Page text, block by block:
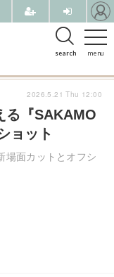
menu
search
る『SAKAMO
ョット
場面カットとオフシ
2026.5.21 Thu 12:00